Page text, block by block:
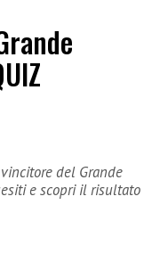
del Grande
e scopri il risultato